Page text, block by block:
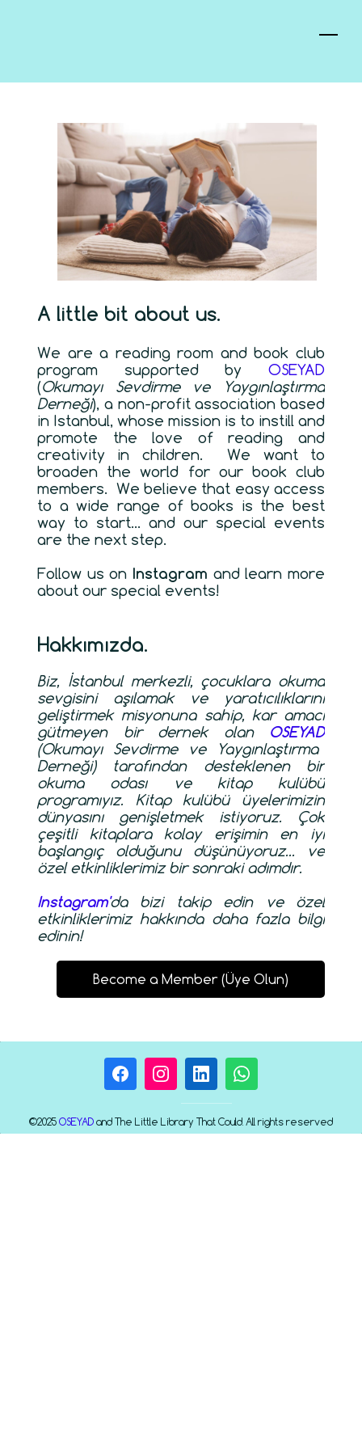
A little bit about us.
We are a reading room and book club
program supported by OSEYAD
(Okumayı Sevdirme ve Yaygınlaştırma
Derneği), a non-profit association based
in Istanbul, whose mission is to instill and
promote the love of reading and
creativity in children. We want to
broaden the world for our book club
members. We believe that easy access
to a wide range of books is the best
way to start... and our special events
are the next step.
Follow us on Instagram and learn more
about our special events!
Hakkımızda.
Biz, İstanbul merkezli, çocuklara okuma
sevgisini aşılamak ve yaratıcılıklarını
geliştirmek misyonuna sahip, kar amacı
gütmeyen bir dernek olan OSEYAD
(Okumayı Sevdirme ve Yaygınlaştırma
Derneği) tarafından desteklenen bir
okuma odası ve kitap kulübü
programıyız. Kitap kulübü üyelerimizin
dünyasını genişletmek istiyoruz. Çok
çeşitli kitaplara kolay erişimin en iyi
başlangıç olduğunu düşünüyoruz... ve
özel etkinliklerimiz bir sonraki adımdır.
Instagram'da bizi takip edin ve özel
etkinliklerimiz hakkında daha fazla bilgi
edinin!
Become a Member (Üye Olun)
©2025 OSEYAD and The Little Library That Could. All rights reserved